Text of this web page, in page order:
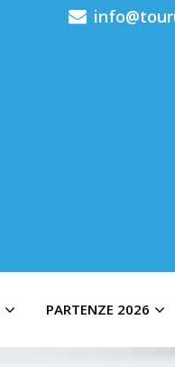
PARTENZE 2026